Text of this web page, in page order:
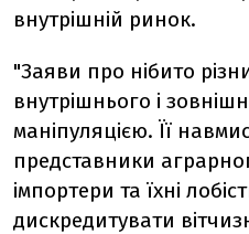
внутрішній ринок.
"Заяви про нібито
внутрішнього і
маніпуляцією. Її
представники
імпортери та їхні
дискредитувати